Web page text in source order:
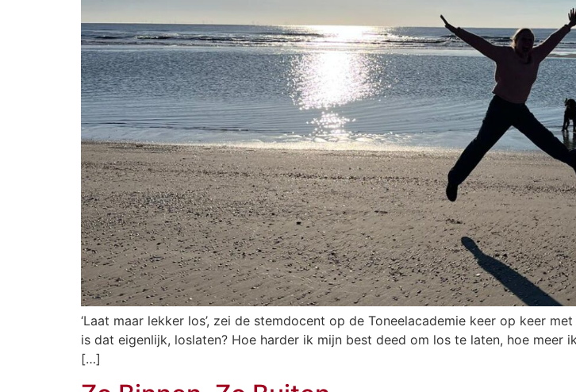
‘Laat maar lekker los’, zei de stemdocent op de Toneelacademie keer op keer
is dat eigenlijk, loslaten? Hoe harder ik mijn best deed om los te laten, hoe
[…]